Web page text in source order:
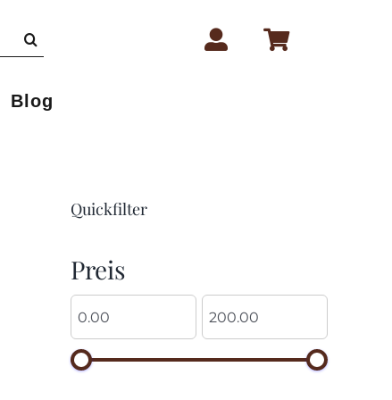
Blog
Quickfilter
Preis